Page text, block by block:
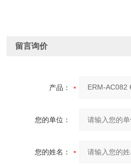
留言询价
产品：
您的单位：
您的姓名：